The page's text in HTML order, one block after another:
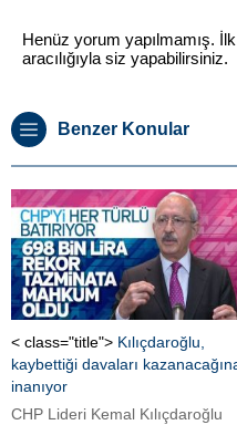
Henüz yorum yapılmamış.
aracılığıyla siz yapabilirsiniz.
Benzer Konular
< class="title"> Kılıçdaroğlu,
kaybettiği davaları
inanıyor
CHP Lideri Kemal Kılıçdaroğlu